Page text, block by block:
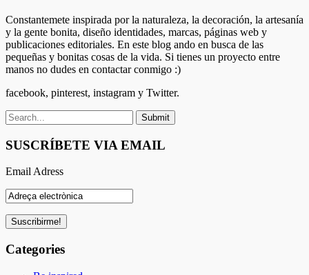
Constantemete inspirada por la naturaleza, la decoración, la artesanía
y la gente bonita, diseño identidades, marcas, páginas web y
publicaciones editoriales. En este blog ando en busca de las
pequeñas y bonitas cosas de la vida. Si tienes un proyecto entre
manos no dudes en contactar conmigo :)
facebook, pinterest, instagram y Twitter.
SUSCRÍBETE VIA EMAIL
Email Adress
Categories